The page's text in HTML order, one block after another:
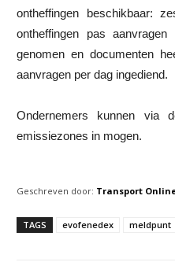
ontheffingen beschikbaar:
ontheffingen pas
genomen en documenten
aanvragen per dag ingediend.
Ondernemers kunnen via
emissiezones in mogen.
Geschreven door: Transport
TAGS evofenedex meldpunt